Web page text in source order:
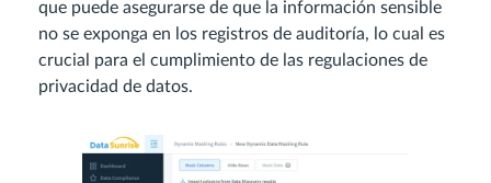
que puede asegurarse de que la información sensible
no se exponga en los registros de auditoría, lo cual es
crucial para el cumplimiento de las regulaciones de
privacidad de datos.